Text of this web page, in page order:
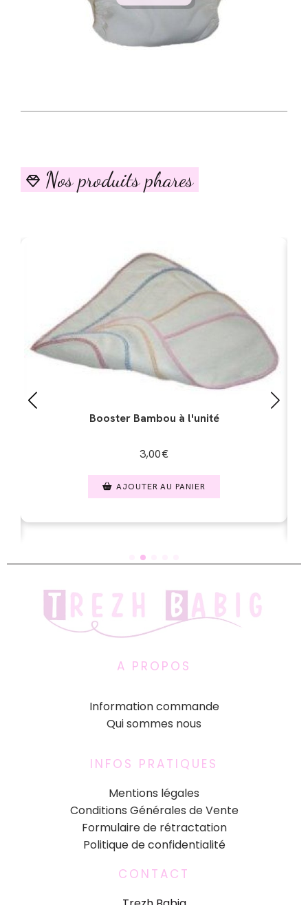
 Nos produits phares
Booster Bambou à l'unité
3,00€
AJOUTER AU PANIER
A PROPOS
Information commande
Qui sommes nous
INFOS PRATIQUES
Mentions légales
Conditions Générales de Vente
Formulaire de rétractation
Politique de confidentialité
CONTACT